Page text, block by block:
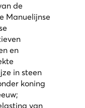
de
Manuelijnse
en
in steen
koning
van